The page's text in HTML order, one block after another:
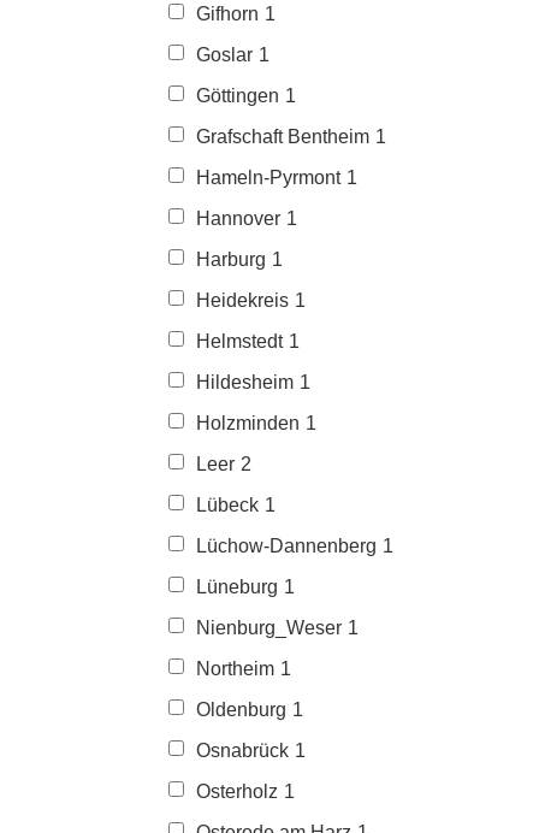
Gifhorn 1
Goslar 1
Göttingen 1
Grafschaft Bentheim 1
Hameln-Pyrmont 1
Hannover 1
Harburg 1
Heidekreis 1
Helmstedt 1
Hildesheim 1
Holzminden 1
Leer 2
Lübeck 1
Lüchow-Dannenberg 1
Lüneburg 1
Nienburg_Weser 1
Northeim 1
Oldenburg 1
Osnabrück 1
Osterholz 1